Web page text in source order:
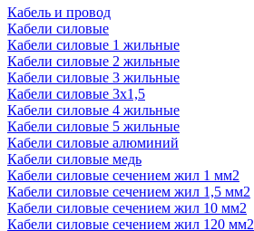
Кабель и провод
Кабели силовые
Кабели силовые 1 жильные
Кабели силовые 2 жильные
Кабели силовые 3 жильные
Кабели силовые 3х1,5
Кабели силовые 4 жильные
Кабели силовые 5 жильные
Кабели силовые алюминий
Кабели силовые медь
Кабели силовые сечением жил 1 мм2
Кабели силовые сечением жил 1,5 мм2
Кабели силовые сечением жил 10 мм2
Кабели силовые сечением жил 120 мм2